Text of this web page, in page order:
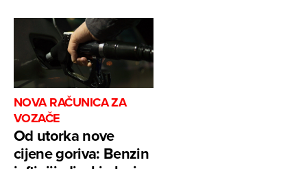
NOVA RAČUNICA ZA
VOZAČE
Od utorka nove
cijene goriva: Benzin